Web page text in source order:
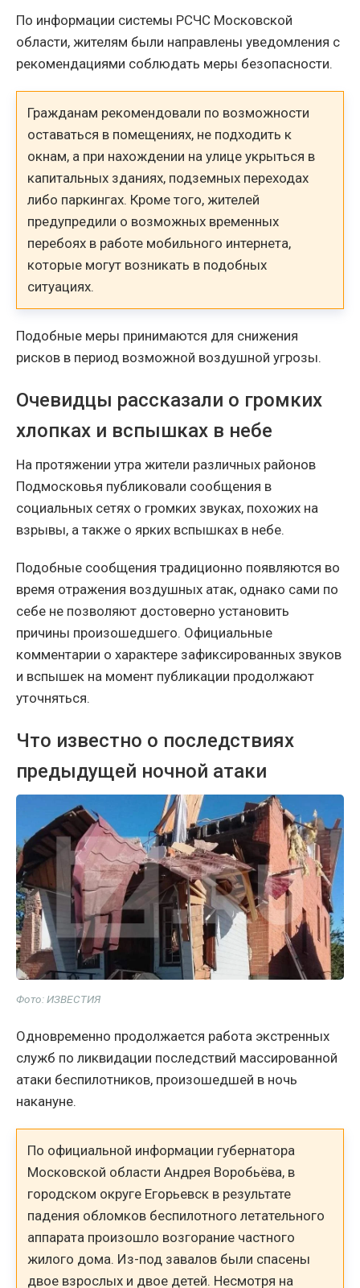
По информации системы РСЧС Московской
области, жителям были направлены уведомления с
рекомендациями соблюдать меры безопасности.
Гражданам рекомендовали по возможности
оставаться в помещениях, не подходить к
окнам, а при нахождении на улице укрыться в
капитальных зданиях, подземных переходах
либо паркингах. Кроме того, жителей
предупредили о возможных временных
перебоях в работе мобильного интернета,
которые могут возникать в подобных
ситуациях.
Подобные меры принимаются для снижения
рисков в период возможной воздушной угрозы.
Очевидцы рассказали о громких
хлопках и вспышках в небе
На протяжении утра жители различных районов
Подмосковья публиковали сообщения в
социальных сетях о громких звуках, похожих на
взрывы, а также о ярких вспышках в небе.
Подобные сообщения традиционно появляются во
время отражения воздушных атак, однако сами по
себе не позволяют достоверно установить
причины произошедшего. Официальные
комментарии о характере зафиксированных звуков
и вспышек на момент публикации продолжают
уточняться.
Что известно о последствиях
предыдущей ночной атаки
Фото: ИЗВЕСТИЯ
Одновременно продолжается работа экстренных
служб по ликвидации последствий массированной
атаки беспилотников, произошедшей в ночь
накануне.
По официальной информации губернатора
Московской области Андрея Воробьёва, в
городском округе Егорьевск в результате
падения обломков беспилотного летательного
аппарата произошло возгорание частного
жилого дома. Из-под завалов были спасены
двое взрослых и двое детей. Несмотря на